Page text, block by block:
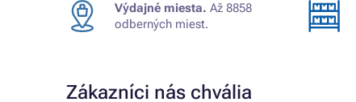
Výdajné miesta. Až 8858
odberných miest.
Zákazníci nás chvália